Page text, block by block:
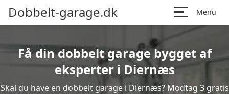
Dobbelt-garage.dk Menu
Få din dobbelt garage bygget af
eksperter i Diernæs
Skal du have en dobbelt garage i Diernæs? Modtag 3 gratis